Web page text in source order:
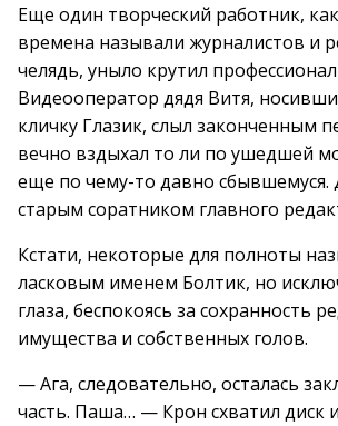
Еще один творческий работник,
времена называли журналистов и
челядь, уныло крутил
Видеооператор дядя Витя,
кличку Глазик, слыл законченным
вечно вздыхал то ли по ушедшей
еще по чему-то давно сбывшемуся.
старым соратником главного
Кстати, некоторые для полноты
ласковым именем Болтик, но
глаза, беспокоясь за сохранность
имущества и собственных голов.
— Ага, следовательно, осталась
часть. Паша… — Крон схватил диск